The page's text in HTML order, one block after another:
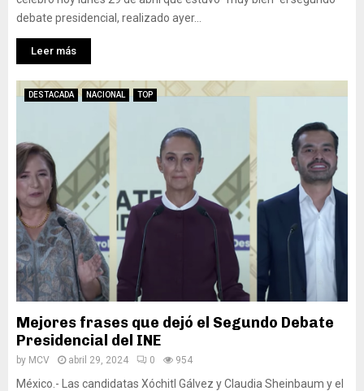
debate presidencial, realizado ayer...
Leer más
DESTACADA NACIONAL TOP
Mejores frases que dejó el Segundo Debate
Presidencial del INE
by MCV abril 29, 2024 0 954
México.- Las candidatas Xóchitl Gálvez y Claudia Sheinbaum y el